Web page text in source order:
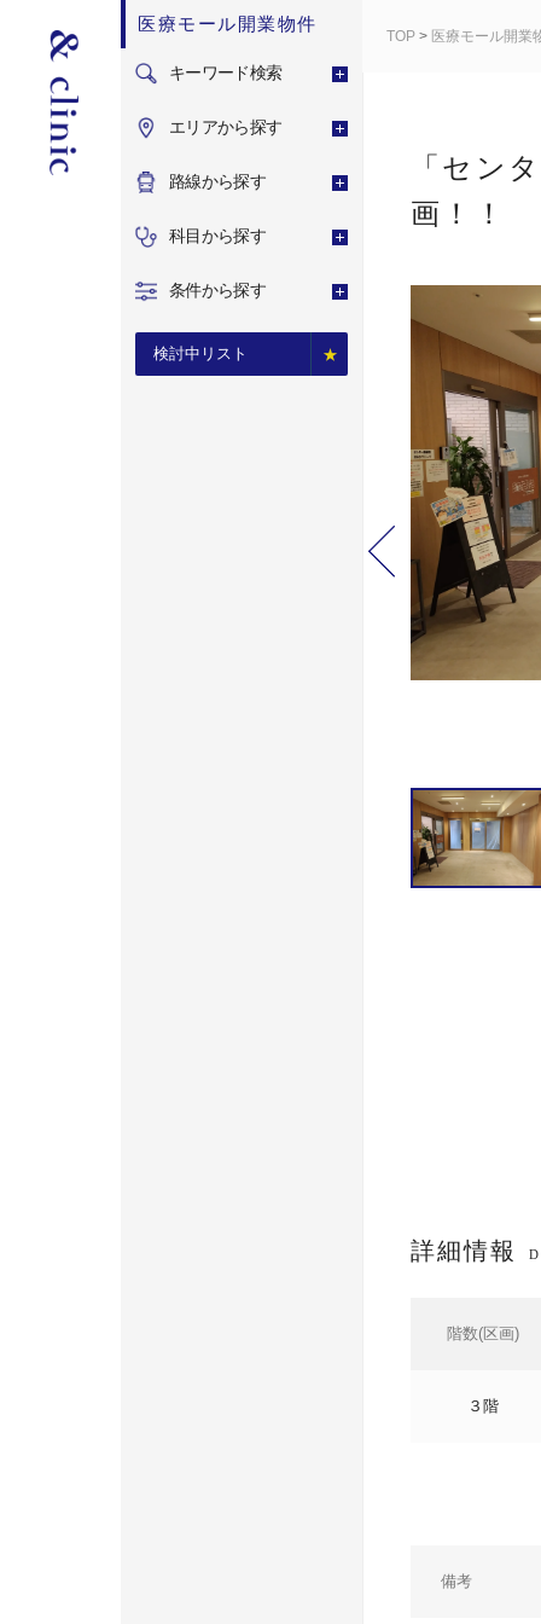
医療モール開業物件
キーワード検索
エリアから探す
路線から探す
科目から探す
条件から探す
検討中リスト
TOP > 医療モール開業
「セン
画！！
詳細情報
階数(区画)
３階
備考